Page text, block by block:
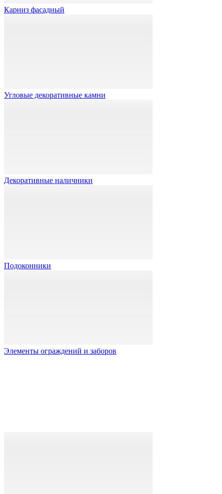
Карниз фасадный
Угловые декоративные камни
Декоративные наличники
Подоконники
Элементы ограждений и заборов